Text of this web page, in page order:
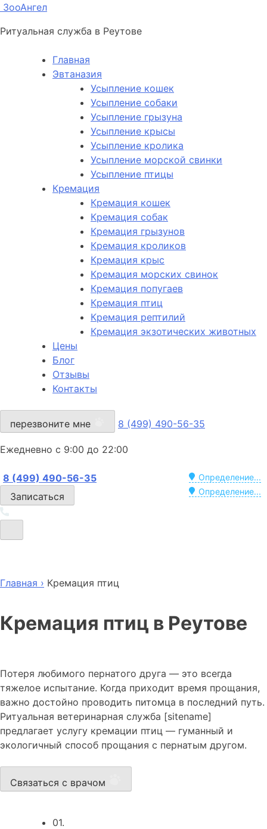
ЗооАнгел
Ритуальная служба в Реутове
Главная
Эвтаназия
Усыпление кошек
Усыпление собаки
Усыпление грызуна
Усыпление крысы
Усыпление кролика
Усыпление морской свинки
Усыпление птицы
Кремация
Кремация кошек
Кремация собак
Кремация грызунов
Кремация кроликов
Кремация крыс
Кремация морских свинок
Кремация попугаев
Кремация птиц
Кремация рептилий
Кремация экзотических животных
Цены
Блог
Отзывы
Контакты
перезвоните мне 8 (499) 490-56-35
Ежедневно с 9:00 до 22:00
Определение...
8 (499) 490-56-35
Определение...
Записаться
Главная › Кремация птиц
Кремация птиц в Реутове
Потеря любимого пернатого друга — это всегда
тяжелое испытание. Когда приходит время прощания,
важно достойно проводить питомца в последний путь.
Ритуальная ветеринарная служба [sitename]
предлагает услугу кремации птиц — гуманный и
экологичный способ прощания с пернатым другом.
Связаться с врачом
01.